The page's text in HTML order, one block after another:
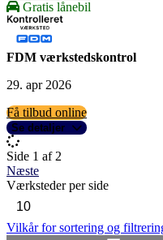
Gratis lånebil
FDM værkstedskontrol
29. apr 2026
Få tilbud online
Se detaljer
Side 1 af 2
Næste
Værksteder per side
Vilkår for sortering og